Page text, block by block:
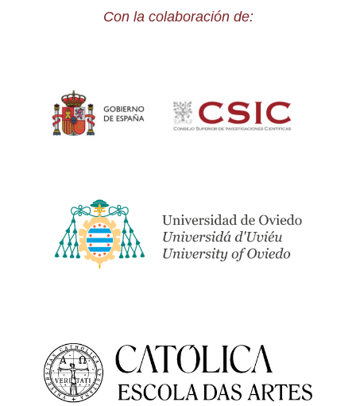
Con la colaboración de: